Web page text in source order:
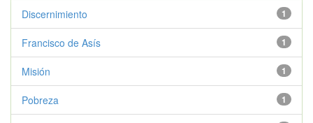
1
Discernimiento
1
Francisco de Asís
1
Misión
1
Pobreza